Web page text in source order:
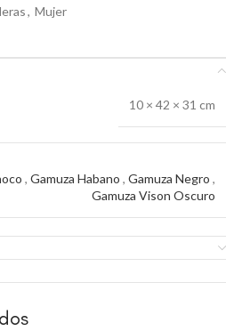
, Mujer
10 × 42 × 31 cm
, Gamuza Habano , Gamuza Negro ,
Gamuza Vison Oscuro